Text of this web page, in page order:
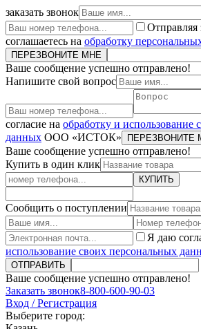
заказать звонок
соглашаетесь на обработку
ПЕРЕЗВОНИТЕ МНЕ
Ваше сообщение успешно отправлено!
Напишите свой вопрос
согласие на обработку и использование
данных ООО «ИСТОК» ПЕРЕЗВОНИТЕ
Ваше сообщение успешно отправлено!
Купить в один клик
КУПИТЬ
Сообщить о поступлении
Я даю
использование своих персональных
ОТПРАВИТЬ
Ваше сообщение успешно отправлено!
Заказать звонок8-800-600-90-03
Вход / Регистрация
Выберите город: